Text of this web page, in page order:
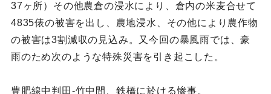
37ヶ所）その他農倉の浸水により、倉内の米麦合せて
4835俵の被害を出し、農地浸水、その他により農作物
の被害は3割減収の見込み。又今回の暴風雨では、豪
雨のため次のような特殊災害を引き起こした。
豊肥線中判田‐竹中間、鉄橋に於ける惨事。